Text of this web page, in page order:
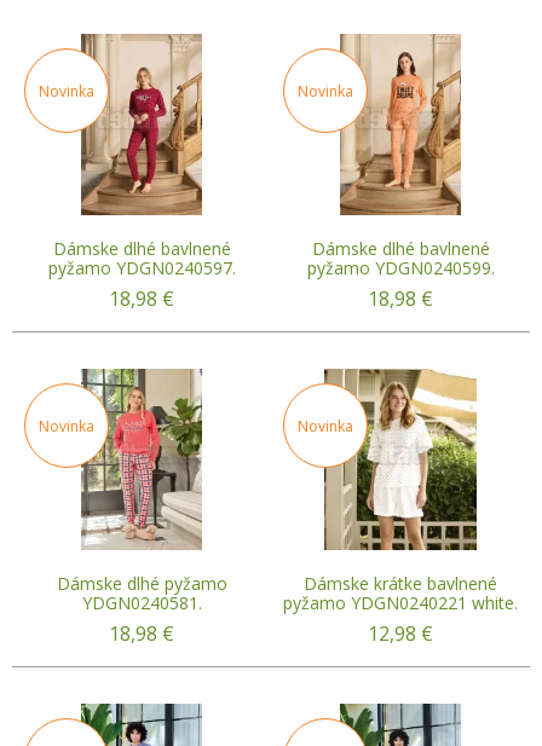
Novinka
Dámske dlhé bavlnené
pyžamo YDGN0240597.
18,98 €
Novinka
Dámske dlhé bavlnené
pyžamo YDGN0240599.
18,98 €
Novinka
Dámske dlhé pyžamo
YDGN0240581.
18,98 €
Novinka
Dámske krátke bavlnené
pyžamo YDGN0240221 white.
12,98 €